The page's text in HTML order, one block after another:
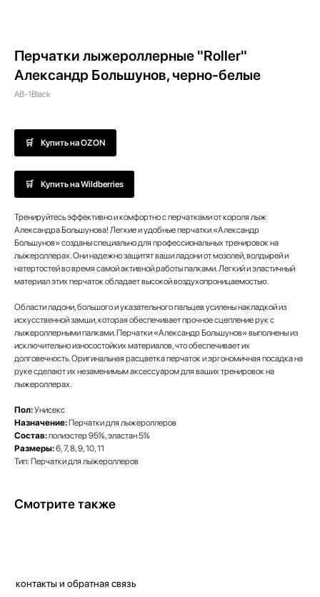
Перчатки лыжероллерные "Roller"
Александр Большунов, черно-белые
AB-1Black
Купить на OZON
Купить на Wildberries
Тренируйтесь эффективно и комфортно с перчатками от короля лыж
Александра Большунова! Легкие и удобные перчатки «Александр
Большунов» созданы специально для профессиональных тренировок на
лыжероллерах. Они надежно защитят ваши ладони от мозолей, волдырей и
натертостей во время самой активной работы палками. Легкий и эластичный
материал этих перчаток обладает высокой воздухопроницаемостью.
Области ладони, большого и указательного пальцев усилены накладкой из
искусственной замши, которая обеспечивает прочное сцепление рук с
лыжероллерными палками. Перчатки «Александр Большунов» выполнены из
исключительно износостойких материалов, что обеспечивает их
долговечность. Оригинальная расцветка перчаток и эргономичная посадка на
руке сделают их незаменимым аксессуаром для ваших тренировок на
лыжероллерах.
Пол:Унисекс
Назначение:Перчатки для лыжероллеров
Состав:полиэстер 95%, эластан 5%
Размеры:6, 7, 8, 9, 10, 11
Тип: Перчатки для лыжероллеров
Смотрите также
контакты и обратная связь